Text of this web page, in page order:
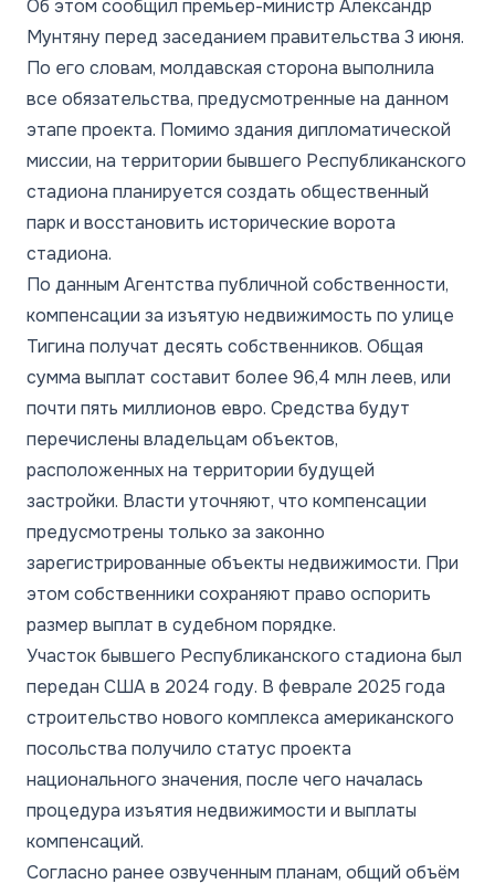
Об этом сообщил премьер-министр Александр
Мунтяну перед заседанием правительства 3 июня.
По его словам, молдавская сторона выполнила
все обязательства, предусмотренные на данном
этапе проекта. Помимо здания дипломатической
миссии, на территории бывшего Республиканского
стадиона планируется создать общественный
парк и восстановить исторические ворота
стадиона.
По данным Агентства публичной собственности,
компенсации за изъятую недвижимость по улице
Тигина получат десять собственников. Общая
сумма выплат составит более 96,4 млн леев, или
почти пять миллионов евро. Средства будут
перечислены владельцам объектов,
расположенных на территории будущей
застройки. Власти уточняют, что компенсации
предусмотрены только за законно
зарегистрированные объекты недвижимости. При
этом собственники сохраняют право оспорить
размер выплат в судебном порядке.
Участок бывшего Республиканского стадиона был
передан США в 2024 году. В феврале 2025 года
строительство нового комплекса американского
посольства получило статус проекта
национального значения, после чего началась
процедура изъятия недвижимости и выплаты
компенсаций.
Согласно ранее озвученным планам, общий объём